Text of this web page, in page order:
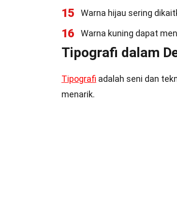
15 Warna hijau sering
16 Warna kuning dapat
Tipografi dalam
Tipografi adalah seni dan
menarik.